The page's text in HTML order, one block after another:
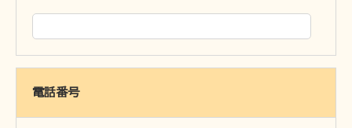
電話番号